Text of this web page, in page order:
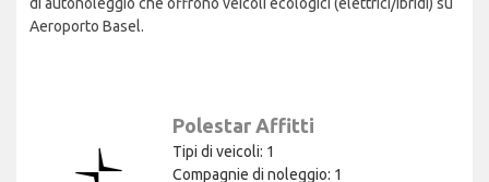
Aeroporto Basel.
Polestar Affitti
Tipi di veicoli: 1
Compagnie di noleggio: 1